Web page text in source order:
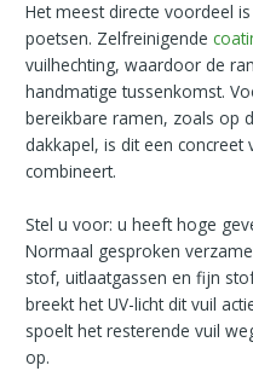
Het meest directe voordeel
poetsen. Zelfreinigende
vuilhechting, waardoor de
handmatige tussenkomst.
bereikbare ramen, zoals op
dakkapel, is dit een
combineert.
Stel u voor: u heeft hoge
Normaal gesproken
stof, uitlaatgassen en fijn
breekt het UV-licht dit vuil
spoelt het resterende vuil
op.